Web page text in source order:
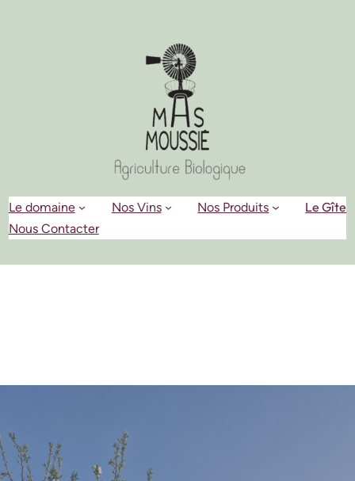
Le domaine Nos Vins Nos Produits Le Gîte
Nous Contacter